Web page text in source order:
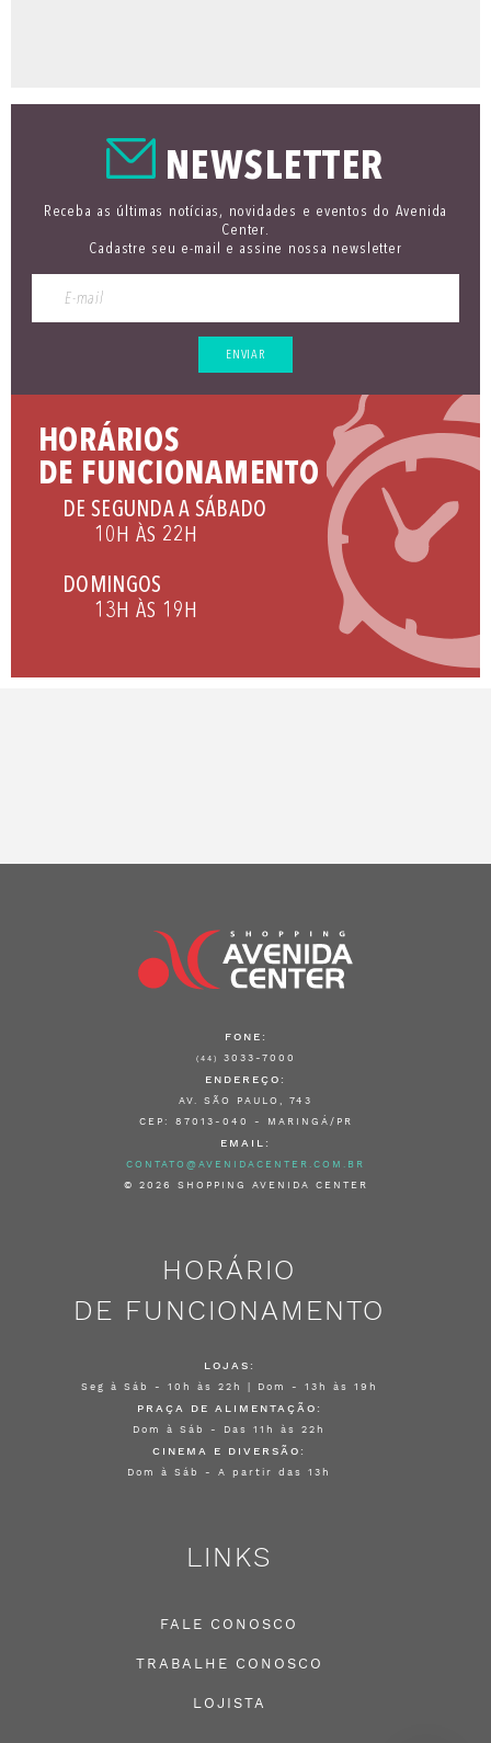
NEWSLETTER
Receba as últimas notícias, novidades e eventos do Avenida
Center.
Cadastre seu e-mail e assine nossa newsletter
ENVIAR
HORÁRIOS
DE FUNCIONAMENTO
DE SEGUNDA A SÁBADO
10H ÀS 22H
DOMINGOS
13H ÀS 19H
FONE:
(44) 3033-7000
ENDEREÇO:
AV. SÃO PAULO, 743
CEP: 87013-040 - MARINGÁ/PR
EMAIL:
CONTATO@AVENIDACENTER.COM.BR
© 2026 SHOPPING AVENIDA CENTER
HORÁRIO
DE FUNCIONAMENTO
LOJAS:
Seg à Sáb - 10h às 22h | Dom - 13h às 19h
PRAÇA DE ALIMENTAÇÃO:
Dom à Sáb - Das 11h às 22h
CINEMA E DIVERSÃO:
Dom à Sáb - A partir das 13h
LINKS
FALE CONOSCO
TRABALHE CONOSCO
LOJISTA